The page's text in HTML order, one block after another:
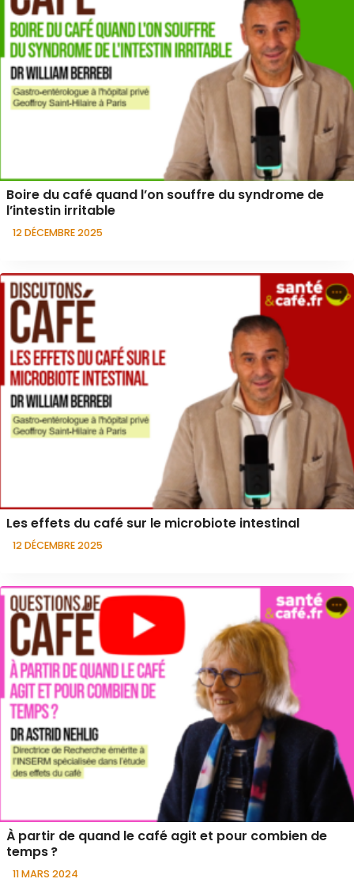
Boire du café quand l’on souffre du syndrome de
l’intestin irritable
12 DÉCEMBRE 2025
Les effets du café sur le microbiote intestinal
12 DÉCEMBRE 2025
À partir de quand le café agit et pour combien de
temps ?
11 MARS 2024